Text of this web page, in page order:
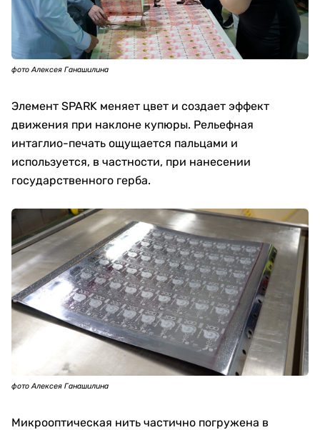
фото Алексея Ганашилина
Элемент SPARK меняет цвет и создает эффект
движения при наклоне купюры. Рельефная
интаглио-печать ощущается пальцами и
используется, в частности, при нанесении
государственного герба.
фото Алексея Ганашилина
Микрооптическая нить частично погружена в